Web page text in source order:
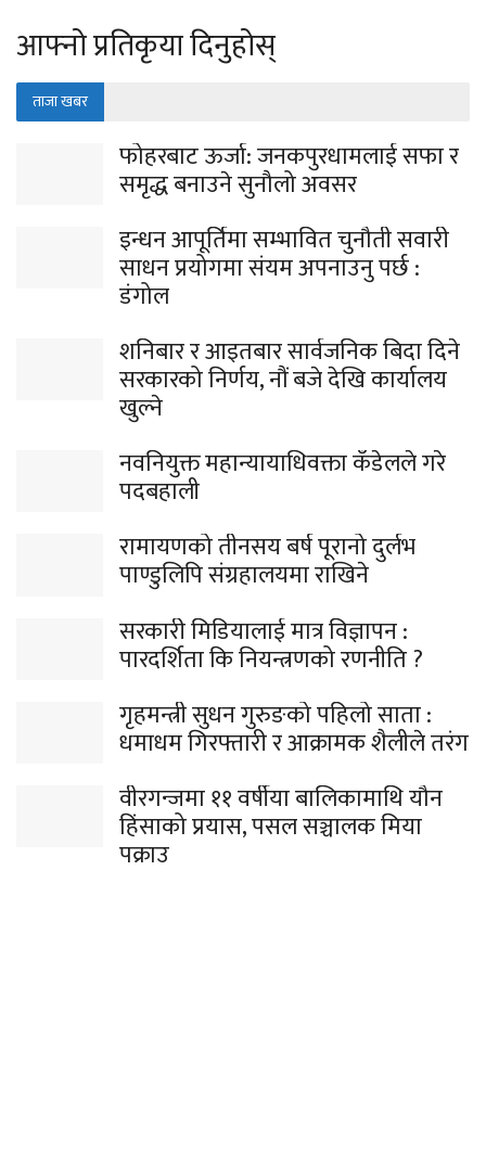
आफ्नो प्रतिकृया दिनुहोस्
ताजा खबर
फोहरबाट ऊर्जा: जनकपुरधामलाई सफा र
समृद्ध बनाउने सुनौलो अवसर
इन्धन आपूर्तिमा सम्भावित चुनौती सवारी
साधन प्रयोगमा संयम अपनाउनु पर्छ :
डंगोल
शनिबार र आइतबार सार्वजनिक बिदा दिने
सरकारको निर्णय, नौं बजे देखि कार्यालय
खुल्ने
नवनियुक्त महान्यायाधिवक्ता कँडेलले गरे
पदबहाली
रामायणको तीनसय बर्ष पूरानो दुर्लभ
पाण्डुलिपि संग्रहालयमा राखिने
सरकारी मिडियालाई मात्र विज्ञापन :
पारदर्शिता कि नियन्त्रणको रणनीति ?
गृहमन्त्री सुधन गुरुङको पहिलो साता :
धमाधम गिरफ्तारी र आक्रामक शैलीले तरंग
वीरगन्जमा ११ वर्षीया बालिकामाथि यौन
हिंसाको प्रयास, पसल सञ्चालक मिया
पक्राउ